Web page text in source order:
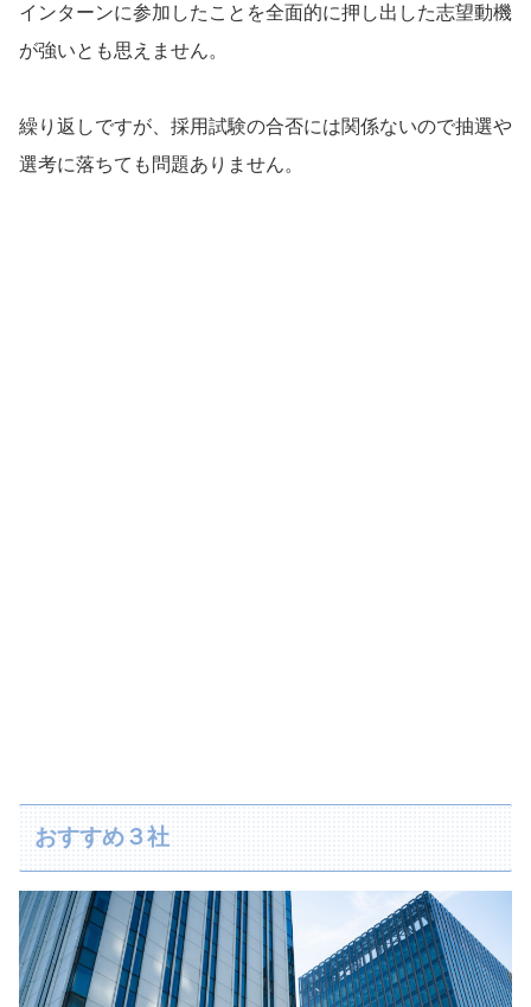
インターンに参加したことを全面的に押し出した志望動機
が強いとも思えません。
繰り返しですが、採用試験の合否には関係ないので抽選や
選考に落ちても問題ありません。
おすすめ３社